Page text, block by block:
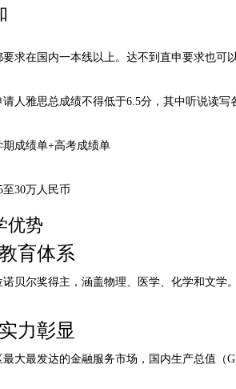
求在国内一本线以上。达不到直申要求也
人雅思总成绩不得低于6.5分，其中听说读写
成绩单+高考成绩单
30万人民币
优势
育体系
诺贝尔奖得主，涵盖物理、医学、化学和文
力彰显
大最发达的金融服务市场，国内生产总值（